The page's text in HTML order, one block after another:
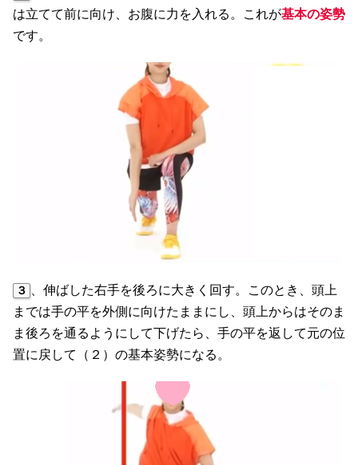
は立てて前に向け、お腹に力を入れる。これが基本の姿勢
です。
３ 、伸ばした右手を後ろに大きく回す。このとき、頭上
までは手の平を外側に向けたままにし、頭上からはそのま
ま後ろを通るようにして下げたら、手の平を返して元の位
置に戻して（２）の基本姿勢になる。